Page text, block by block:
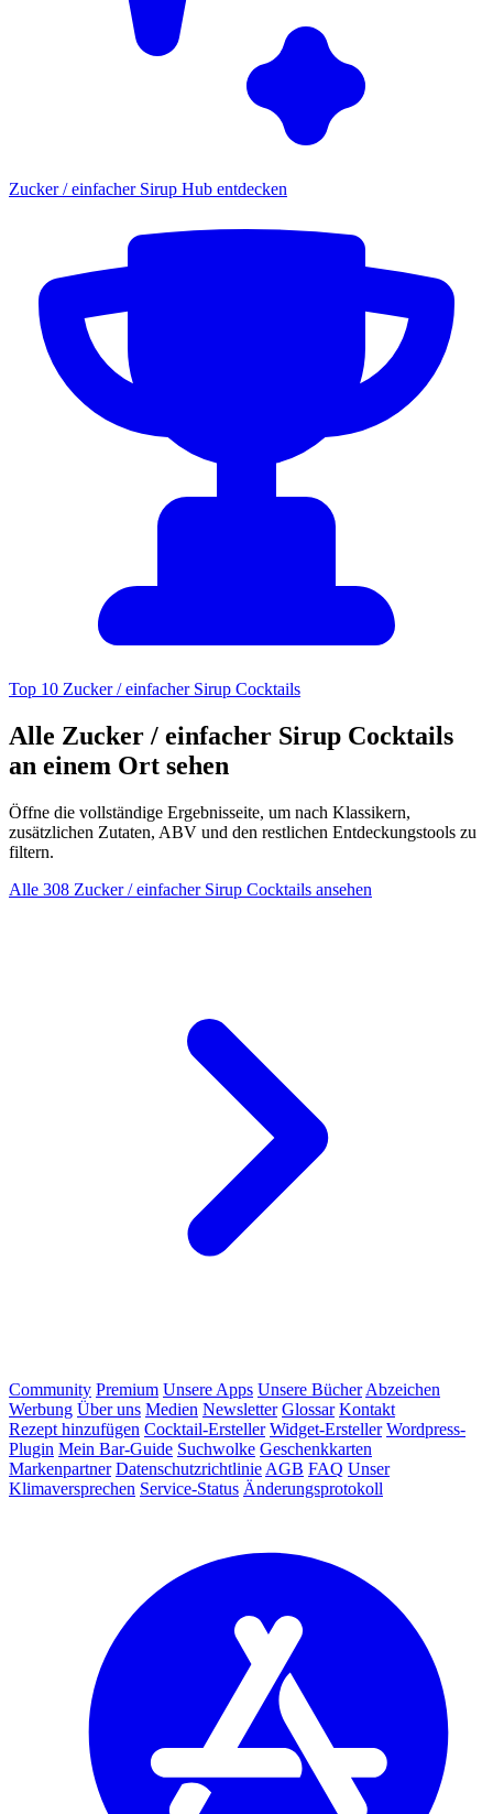
Zucker / einfacher Sirup Hub entdecken
Top 10 Zucker / einfacher Sirup Cocktails
Alle Zucker / einfacher Sirup Cocktails
an einem Ort sehen
Öffne die vollständige Ergebnisseite, um nach Klassikern,
zusätzlichen Zutaten, ABV und den restlichen Entdeckungstools zu
filtern.
Alle 308 Zucker / einfacher Sirup Cocktails ansehen
Community Premium Unsere Apps Unsere Bücher Abzeichen
Werbung Über uns Medien Newsletter Glossar Kontakt
Rezept hinzufügen Cocktail-Ersteller Widget-Ersteller Wordpress-
Plugin Mein Bar-Guide Suchwolke Geschenkkarten
Markenpartner Datenschutzrichtlinie AGB FAQ Unser
Klimaversprechen Service-Status Änderungsprotokoll